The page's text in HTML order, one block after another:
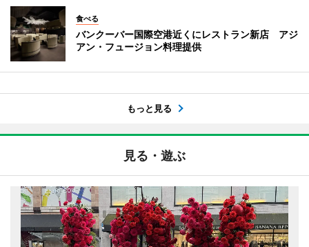
食べる
バンクーバー国際空港近くにレストラン新店 アジ
アン・フュージョン料理提供
もっと見る
見る・遊ぶ